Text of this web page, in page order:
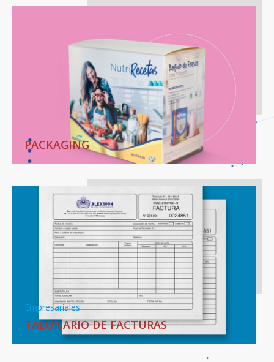
PACKAGING
Empresariales
TALONARIO DE FACTURAS